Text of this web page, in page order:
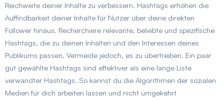
Reichweite deiner Inhalte zu verbessern. Hashtags erhöhen die
Auffindbarkeit deiner Inhalte für Nutzer über deine direkten
Follower hinaus. Recherchiere relevante, beliebte und spezifische
Hashtags, die zu deinen Inhalten und den Interessen deines
Publikums passen. Vermeide jedoch, es zu übertreiben. Ein paar
gut gewählte Hashtags sind effektiver als eine lange Liste
verwandter Hashtags. So kannst du die Algorithmen der sozialen
Medien für dich arbeiten lassen und nicht umgekehrt